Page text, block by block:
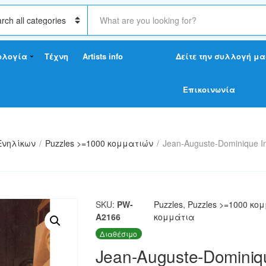
S
a
c
x
Τέχνη Artists info Δείτε την συλλογή
Επικοινωνία
/ Puzzles >=1000 κομματιών / Jean-Auguste-Dominique
SKU: PW-
A2166
Puzzles, Puzzles >=1000
κομμάτια
Διαθέσιμο
Jean-Auguste-